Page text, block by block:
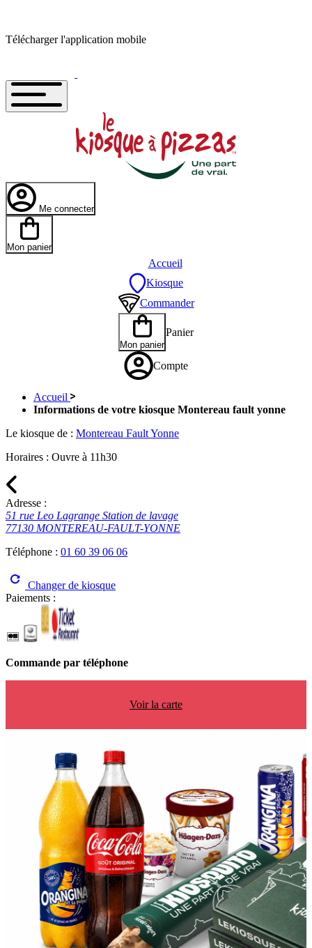
Télécharger l'application mobile
Me connecter
Mon panier
Accueil
Kiosque
Commander
Mon panier
Panier
Compte
Accueil
Informations de votre kiosque Montereau fault yonne
Le kiosque de : Montereau Fault Yonne
Horaires : Ouvre à 11h30
Adresse :
51 rue Leo Lagrange Station de lavage
77130 MONTEREAU-FAULT-YONNE
Téléphone : 01 60 39 06 06
Changer de kiosque
Paiements :
Commande par téléphone
Voir la carte